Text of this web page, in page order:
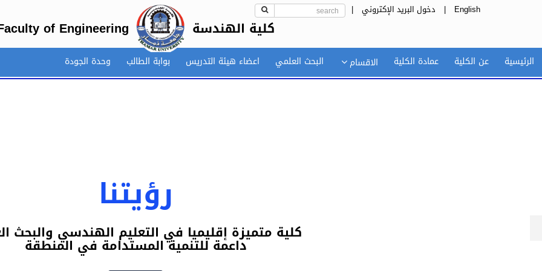
English
| دخول البريد الإكتروني |
كلية الهندسة of Engineering
الرئيسية عن الكلية عمادة الكلية الاقسام البحث العلمي اعضاء هيئة التدريس بوابة الطالب وحدة الجودة
رؤيتنا
كلية متميزة إقليميا في التعليم الهندسي والبحث
داعمة للتنمية المستدامة في المنطقة